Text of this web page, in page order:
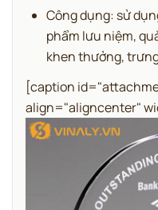
Công dụng: sử
phẩm lưu niệm,
khen thưởng,
[caption
align="aligncenter"